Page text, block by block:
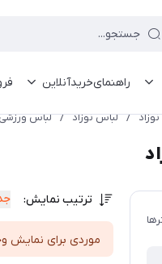
راهنمای‌خرید‌آنلاین
نوزاد / لباس نوزاد / لباس ورزشی
ترتیب نمایش:
موردی برای نمایش